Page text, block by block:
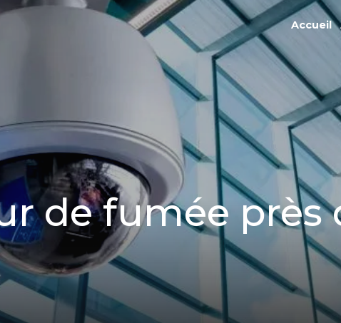
Accueil
de fumée près